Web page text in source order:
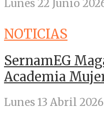
Lunes 22 Junio
NOTICIAS
SernamEG
Academia
Lunes 13 Abril 2026